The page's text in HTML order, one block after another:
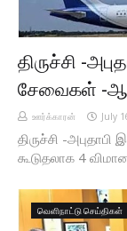
திருச்சி -
சேவைகள் -
ஊர்க்காரன் July
திருச்சி -
கூடுதலாக 4
வெளிநாட்டு செய்திகள்